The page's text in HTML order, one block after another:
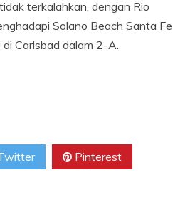
terkalahkan, dengan Rio
Solano Beach Santa Fe
Carlsbad dalam 2-A.
Pinterest